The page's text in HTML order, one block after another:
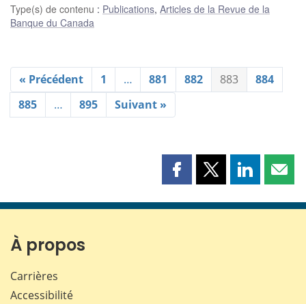
Type(s) de contenu : Publications, Articles de la Revue de la
Banque du Canada
« Précédent 1 … 881 882 883
884
885
… 895 Suivant »
Partager
page
Partager
page
Partager
page page
À propos
Carrières
Accessibilité